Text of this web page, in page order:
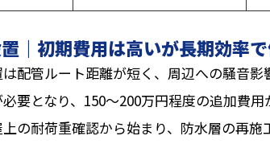
｜初期費用は高いが長期効率
配管ルート距離が短く、周辺への騒音
要となり、150〜200万円程度の追加費
の耐荷重確認から始まり、防水層の再